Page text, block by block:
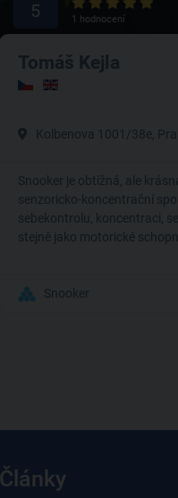
5 1 hodnocení
Tomáš Kejla
Kolbenova 1001/38e,
Snooker je obtížná, ale
senzoricko-koncentrační
sebekontrolu, koncentraci,
stejně jako motorické
Snooker
Články